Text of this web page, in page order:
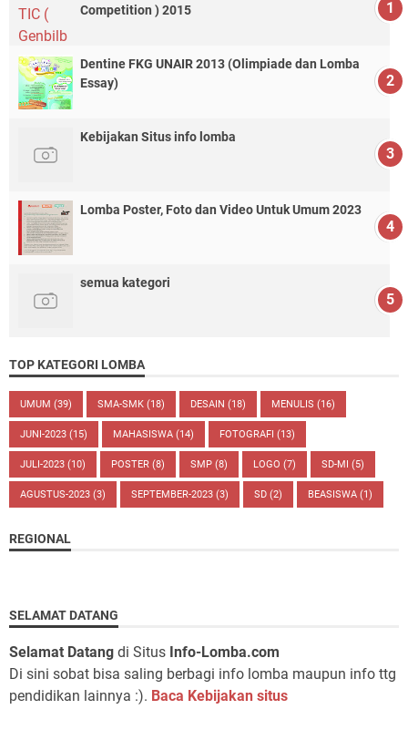
Competition ) 2015
Dentine FKG UNAIR 2013 (Olimpiade dan Lomba
Essay)
Kebijakan Situs info lomba
Lomba Poster, Foto dan Video Untuk Umum 2023
semua kategori
TOP KATEGORI LOMBA
UMUM (39) SMA-SMK (18) DESAIN (18) MENULIS (16)
JUNI-2023 (15) MAHASISWA (14) FOTOGRAFI (13)
JULI-2023 (10) POSTER (8) SMP (8) LOGO (7) SD-MI (5)
AGUSTUS-2023 (3) SEPTEMBER-2023 (3) SD (2) BEASISWA (1)
REGIONAL
SELAMAT DATANG
Selamat Datang di Situs Info-Lomba.com
Di sini sobat bisa saling berbagi info lomba maupun info ttg
pendidikan lainnya :). Baca Kebijakan situs